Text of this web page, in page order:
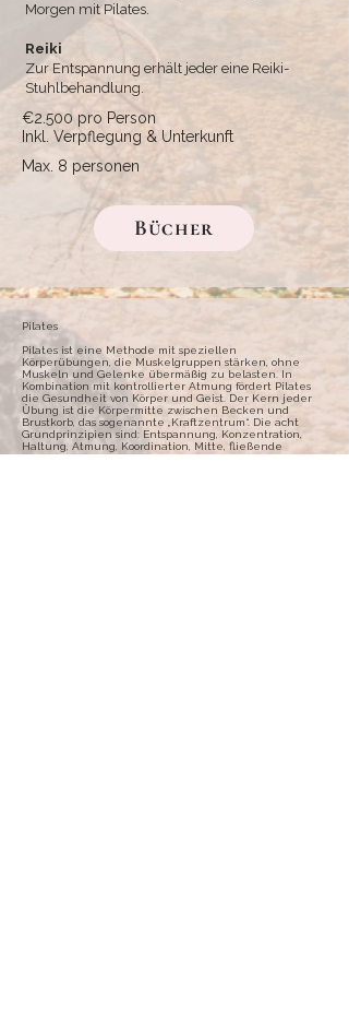
Morgen mit Pilates.
Reiki
Zur Entspannung erhält jeder eine Reiki-
Stuhlbehandlung.
€2.500 pro Person
Inkl. Verpflegung & Unterkunft
Max. 8 personen
Bücher
Pilates
Pilates ist eine Methode mit speziellen
Körperübungen, die Muskelgruppen stärken, ohne
Muskeln und Gelenke übermäßig zu belasten. In
Kombination mit kontrollierter Atmung fördert Pilates
die Gesundheit von Körper und Geist. Der Kern jeder
Übung ist die Körpermitte zwischen Becken und
Brustkorb, das sogenannte „Kraftzentrum“. Die acht
Grundprinzipien sind: Entspannung, Konzentration,
Haltung, Atmung, Koordination, Mitte, fließende
Bewegung und Ausdauer. Regelmäßiges Pilates-